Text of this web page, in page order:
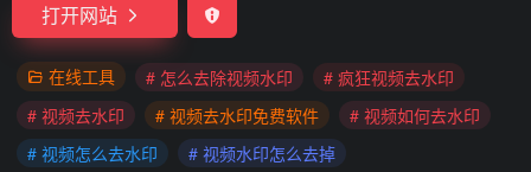
打开网站
在线工具 # 怎么去除视频水印
# 疯狂视频去水印
# 视频去水印
# 视频去水印免费软件
# 视频如何去水印
# 视频怎么去水印
# 视频水印怎么去掉